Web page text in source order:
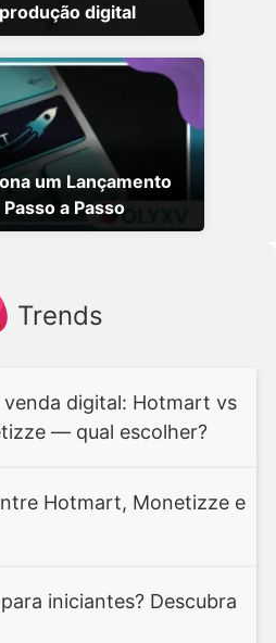
digital
um Lançamento
a Passo
Trends
digital: Hotmart vs
— qual escolher?
Hotmart, Monetizze e
iniciantes? Descubra